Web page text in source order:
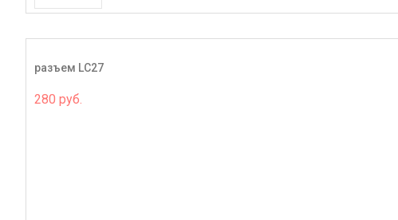
разъем LC27
280 руб.